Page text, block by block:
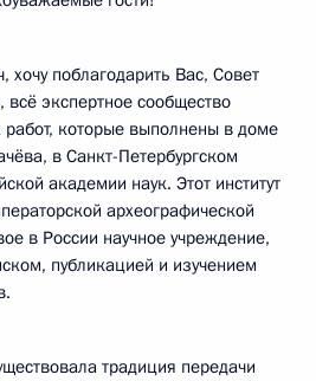
поблагодарить Вас, Совет
экспертное сообщество
которые выполнены в доме
в Санкт-Петербургском
академии наук. Этот институт
археографической
в России научное учреждение,
публикацией и изучением
традиция передачи